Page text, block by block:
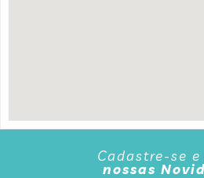
Cadastre-se e
nossas